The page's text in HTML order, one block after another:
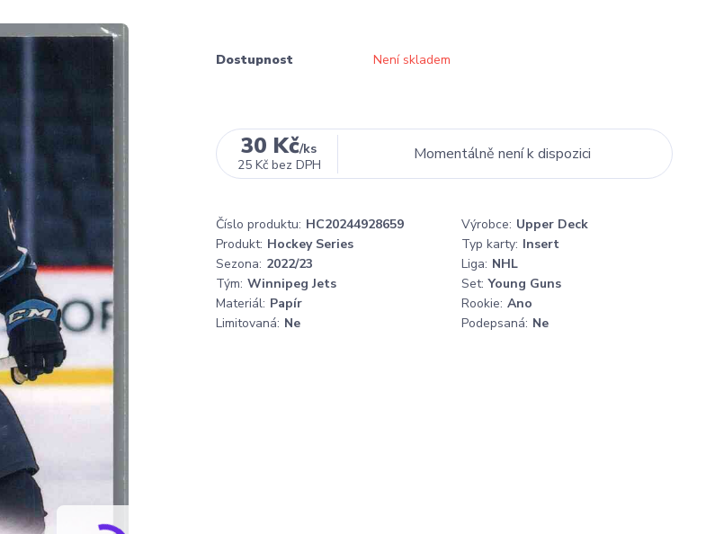
Dostupnost Není skladem
30 Kč/ks
25 Kč bez DPH
Momentálně není k dispozici
Číslo produktu: HC20244928659 Výrobce: Upper Deck
Produkt: Hockey Series Typ karty: Insert
Sezona: 2022/23 Liga: NHL
Tým: Winnipeg Jets Set: Young Guns
Materiál: Papír Rookie: Ano
Limitovaná: Ne Podepsaná: Ne